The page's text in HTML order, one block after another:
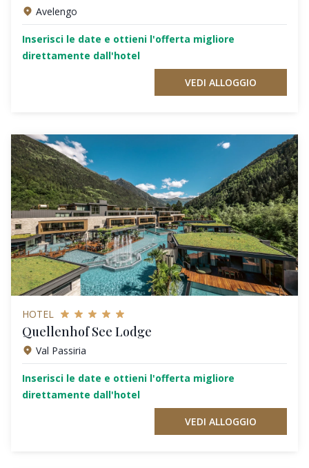
Avelengo
Inserisci le date e ottieni l'offerta migliore
direttamente dall'hotel
VEDI ALLOGGIO
HOTEL
Quellenhof See Lodge
Val Passiria
Inserisci le date e ottieni l'offerta migliore
direttamente dall'hotel
VEDI ALLOGGIO